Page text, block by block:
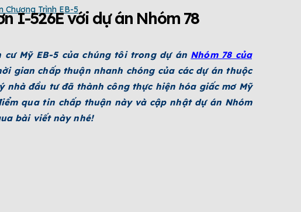
Chương Trình EB-5
I-526E với dự án Nhóm 78
Mỹ EB-5 của chúng tôi trong dự án Nhóm 78 của
gian chấp thuận nhanh chóng của các dự án thuộc
nhà đầu tư đã thành công thực hiện hóa giấc mơ Mỹ
qua tin chấp thuận này và cập nhật dự án Nhóm
bài viết này nhé!